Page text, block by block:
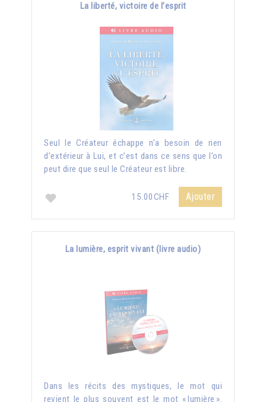
La liberté, victoire de l’esprit
Seul le Créateur échappe n’a besoin de rien
d’extérieur à Lui, et c’est dans ce sens que l’on
peut dire que seul le Créateur est libre.
15.00CHF Ajouter
La lumière, esprit vivant (livre audio)
Dans les récits des mystiques, le mot qui
revient le plus souvent est le mot « lumière ».